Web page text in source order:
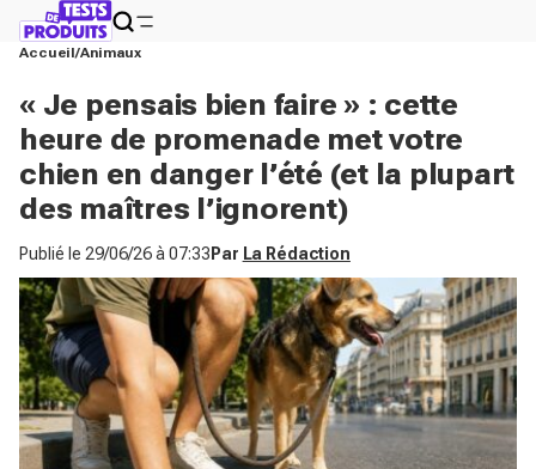
Accueil Animaux
« Je pensais bien faire » : cette
heure de promenade met votre
chien en danger l’été (et la plupart
des maîtres l’ignorent)
Publié le 29/06/26 à 07:33 Par La Rédaction